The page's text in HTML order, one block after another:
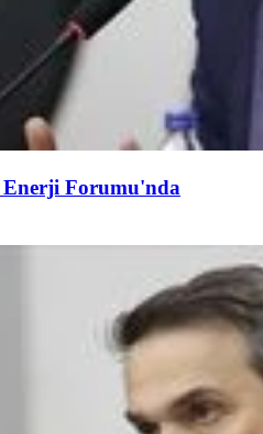
Forumu'nda